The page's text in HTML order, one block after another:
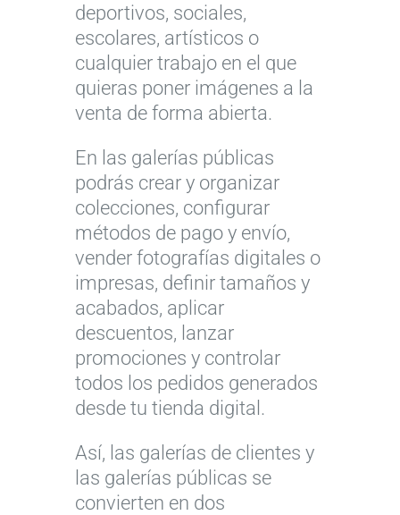
deportivos, sociales,
escolares, artísticos o
cualquier trabajo en el que
quieras poner imágenes a la
venta de forma abierta.
En las galerías públicas
podrás crear y organizar
colecciones, configurar
métodos de pago y envío,
vender fotografías digitales o
impresas, definir tamaños y
acabados, aplicar
descuentos, lanzar
promociones y controlar
todos los pedidos generados
desde tu tienda digital.
Así, las galerías de clientes y
las galerías públicas se
convierten en dos